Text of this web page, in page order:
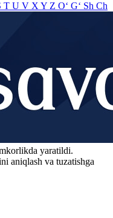
T U V X Y Z O‘ G‘ Sh Ch
yaratildi.
aniqlash va tuzatishga